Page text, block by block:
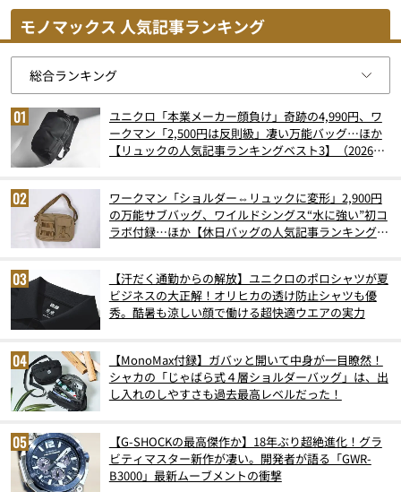
モノマックス 人気記事ランキング
ユニクロ「本業メーカー顔負け」奇跡の4,990円、ワ
ークマン「2,500円は反則級」凄い万能バッグ…ほか
【リュックの人気記事ランキングベスト3】（2026年
ワークマン「ショルダー⇔リュックに変形」2,900円
の万能サブバッグ、ワイルドシングス“水に強い”初コ
ラボ付録…ほか【休日バッグの人気記事ランキングベ
【汗だく通勤からの解放】ユニクロのポロシャツが夏
ビジネスの大正解！オリヒカの透け防止シャツも優
秀。酷暑も涼しい顔で働ける超快適ウエアの実力
【MonoMax付録】ガバッと開いて中身が一目瞭然！
シャカの「じゃばら式４層ショルダーバッグ」は、出
し入れのしやすさも過去最高レベルだった！
【G-SHOCKの最高傑作か】18年ぶり超絶進化！グラ
ビティマスター新作が凄い。開発者が語る「GWR-
B3000」最新ムーブメントの衝撃